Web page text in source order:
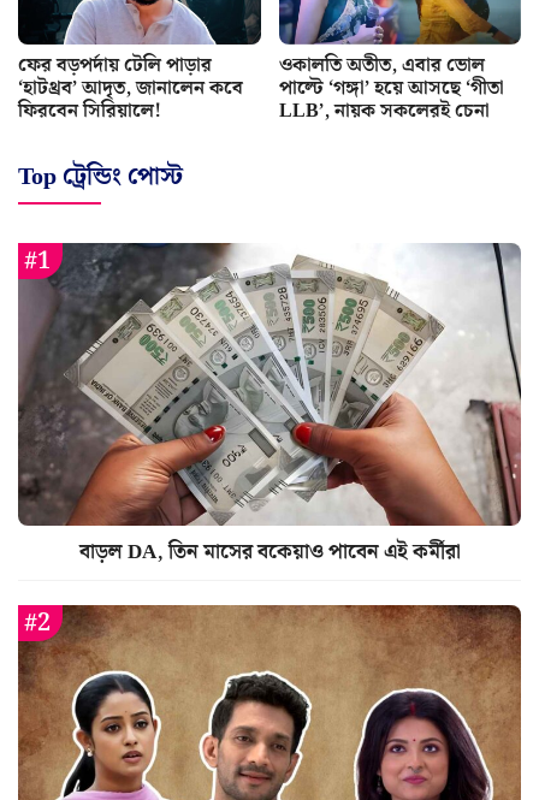
ফের বড়পর্দায় টেলি পাড়ার
‘হাটথ্রব’ আদৃত, জানালেন কবে
ফিরবেন সিরিয়ালে!
ওকালতি অতীত, এবার ভোল
পাল্টে ‘গঙ্গা’ হয়ে আসছে ‘গীতা
LLB’, নায়ক সকলেরই চেনা
Top ট্রেন্ডিং পোস্ট
বাড়ল DA, তিন মাসের বকেয়াও পাবেন এই কর্মীরা